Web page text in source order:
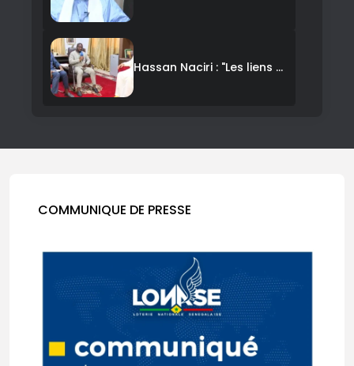
Hassan Naciri : "Les liens entre le Maroc et le Sénégal sont plus forts que les émotions sportives"
COMMUNIQUE DE PRESSE